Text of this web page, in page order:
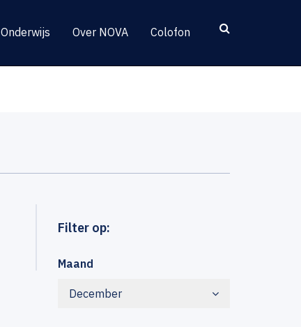
Onderwijs Over NOVA Colofon
Filter op:
Maand
December